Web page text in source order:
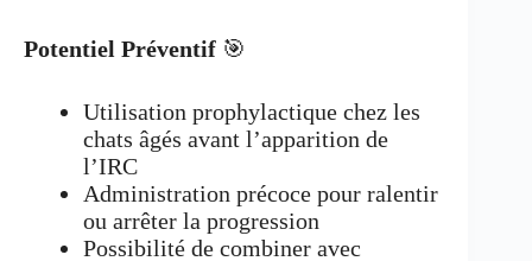
Potentiel Préventif 🎯
Utilisation prophylactique chez les
chats âgés avant l’apparition de
l’IRC
Administration précoce pour ralentir
ou arrêter la progression
Possibilité de combiner avec